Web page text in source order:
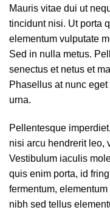
Mauris vitae dui ut
tincidunt nisi. Ut porta
elementum vulputate
Sed in nulla metus.
senectus et netus et
Phasellus at nunc
urna.
Pellentesque
nisi arcu hendrerit leo,
Vestibulum iaculis
quis enim porta, id
fermentum,
nibh sed tellus